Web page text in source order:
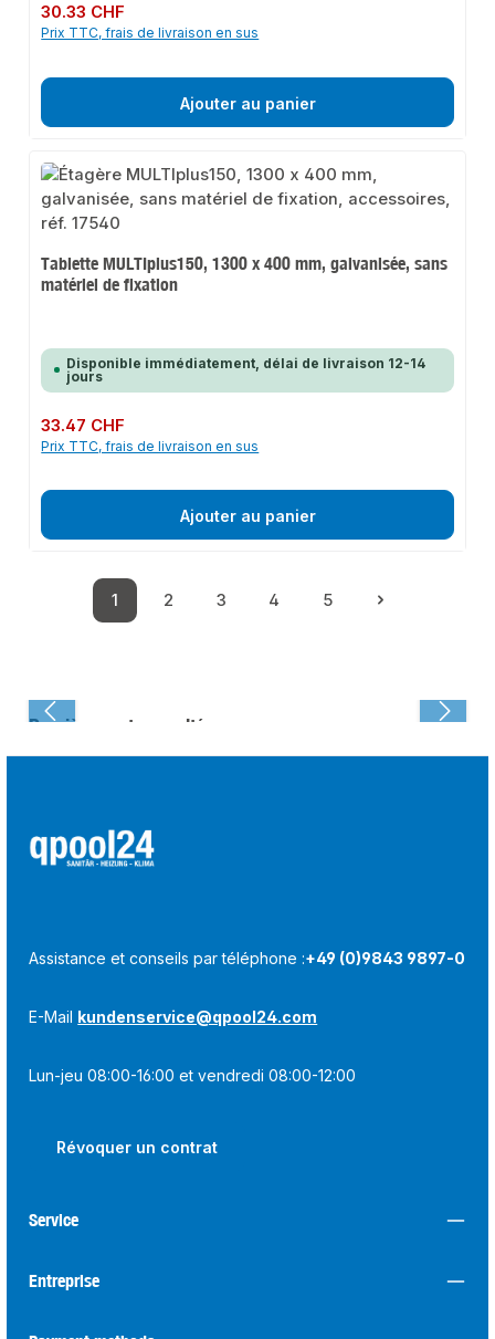
Prix régulier :
30.33 CHF
Prix TTC, frais de livraison en sus
Ajouter au panier
Tablette MULTIplus150, 1300 x 400 mm, galvanisée, sans
matériel de fixation
Disponible immédiatement, délai de livraison 12-14
jours
Prix régulier :
33.47 CHF
Prix TTC, frais de livraison en sus
Ajouter au panier
Page
1
Page
2
Page
3
Page
4
Page
5
Dernièrement consulté :
Assistance et conseils par téléphone :+49 (0)9843 9897-0
E-Mail kundenservice@qpool24.com
Lun-jeu 08:00-16:00 et vendredi 08:00-12:00
Révoquer un contrat
Service
Entreprise